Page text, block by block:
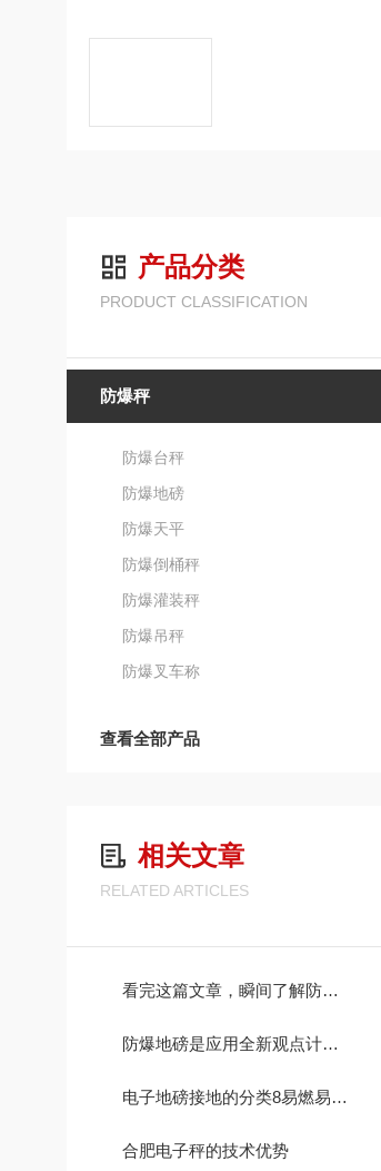
产品分类
PRODUCT CLASSIFICATION
防爆秤
防爆台秤
防爆地磅
防爆天平
防爆倒桶秤
防爆灌装秤
防爆吊秤
防爆叉车称
查看全部产品
相关文章
RELATED ARTICLES
看完这篇文章，瞬间了解防爆地磅了
防爆地磅是应用全新观点计划的全新款地磅
电子地磅接地的分类8易燃易爆场所的电气设备的保护接地
合肥电子秤的技术优势